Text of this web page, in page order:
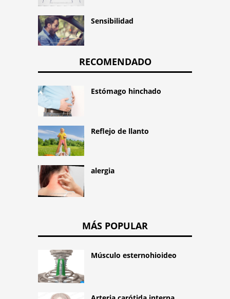
Sensibilidad
RECOMENDADO
Estómago hinchado
Reflejo de llanto
alergia
MÁS POPULAR
Músculo esternohioideo